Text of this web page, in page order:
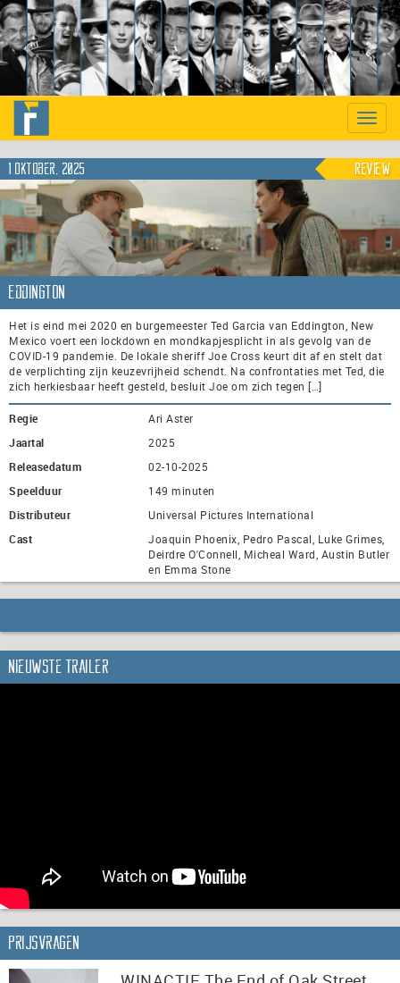
Previous
Toggle
1 oktober, 2025 Review
Eddington
Het is eind mei 2020 en burgemeester Ted Garcia van Eddington, New
Mexico voert een lockdown en mondkapjesplicht in als gevolg van de
COVID-19 pandemie. De lokale sheriff Joe Cross keurt dit af en stelt dat
de verplichting zijn keuzevrijheid schendt. Na confrontaties met Ted, die
zich herkiesbaar heeft gesteld, besluit Joe om zich tegen […]
Regie
Ari Aster
Jaartal
2025
Releasedatum
02-10-2025
Speelduur
149 minuten
Distributeur
Universal Pictures International
Cast
Joaquin Phoenix, Pedro Pascal, Luke Grimes,
Deirdre O'Connell, Micheal Ward, Austin Butler
en Emma Stone
Nieuwste trailer
Prijsvragen